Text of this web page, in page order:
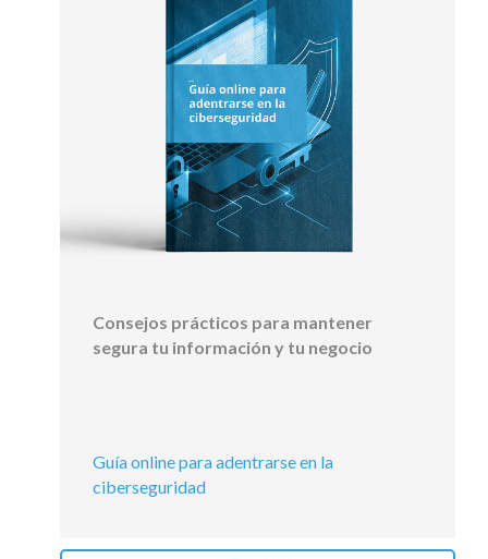
Consejos prácticos para mantener
segura tu información y tu negocio
Guía online para adentrarse en la
ciberseguridad